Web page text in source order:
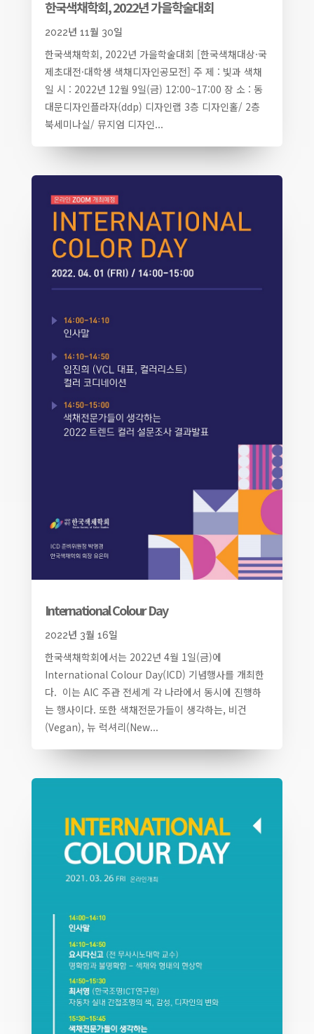
한국색채학회, 2022년 가을학술대회
2022년 11월 30일
한국색채학회, 2022년 가을학술대회 [한국색채대상·국
제초대전·대학생 색채디자인공모전] 주 제 : 빛과 색채
일 시 : 2022년 12월 9일(금) 12:00~17:00 장 소 : 동
대문디자인플라자(ddp) 디자인랩 3층 디자인홀/ 2층
북세미나실/ 뮤지엄 디자인...
International Colour Day
2022년 3월 16일
한국색채학회에서는 2022년 4월 1일(금)에
International Colour Day(ICD) 기념행사를 개최한
다. 이는 AIC 주관 전세계 각 나라에서 동시에 진행하
는 행사이다. 또한 색채전문가들이 생각하는, 비건
(Vegan), 뉴 럭셔리(New...